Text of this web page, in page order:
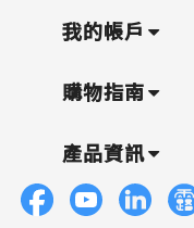
我的帳戶
購物指南
產品資訊